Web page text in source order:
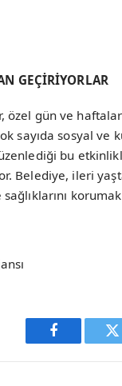
GEÇİRİYORLAR
özel gün ve
sayıda sosyal ve
bu
Belediye, ileri
Facebook